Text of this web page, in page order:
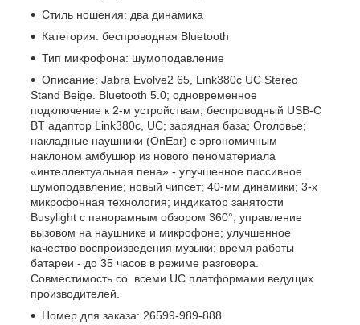
Стиль ношения: два динамика
Категория: беспроводная Bluetooth
Тип микрофона: шумоподавление
Описание: Jabra Evolve2 65, Link380c UC Stereo
Stand Beige. Bluetooth 5.0; одновременное
подключение к 2-м устройствам; беспроводный USB-C
BT адаптор Link380c, UC; зарядная база; Оголовье;
накладные наушники (OnEar) c эргономичным
наклоном амбушюр из нового пеноматериала
«интеллектуальная пена» - улучшенное пассивное
шумоподавление; новый чипсет; 40-мм динамики; 3-х
микрофонная технология; индикатор занятости
Busylight с панорамным обзором 360°; управление
вызовом на наушнике и микрофоне; улучшенное
качество воспроизведения музыки; время работы
батареи - до 35 часов в режиме разговора.
Совместимость со всеми UC платформами ведущих
производителей.
Номер для заказа: 26599-989-888